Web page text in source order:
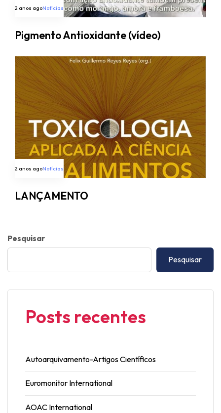
2 anos agoNotícias
Pigmento Antioxidante (vídeo)
2 anos agoNotícias
LANÇAMENTO
Pesquisar
Pesquisar
Posts recentes
Autoarquivamento-Artigos Científicos
Euromonitor International
AOAC International